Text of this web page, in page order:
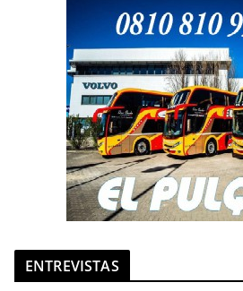
ENTREVISTAS